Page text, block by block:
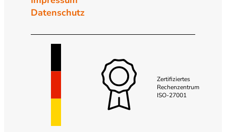
Datenschutz
Zertifiziertes
Rechenzentrum
ISO-27001